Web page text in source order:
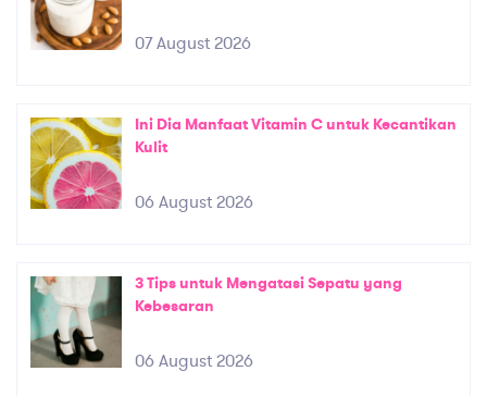
07 August 2026
Ini Dia Manfaat Vitamin C untuk Kecantikan
Kulit
06 August 2026
3 Tips untuk Mengatasi Sepatu yang
Kebesaran
06 August 2026